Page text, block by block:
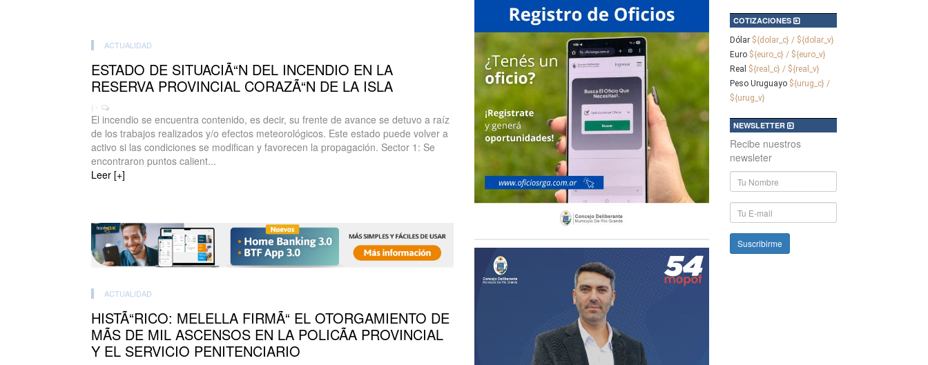
ACTUALIDAD
ESTADO DE SITUACIÃ“N DEL INCENDIO EN LA
RESERVA PROVINCIAL CORAZÃ“N DE LA ISLA
| -
El incendio se encuentra contenido, es decir, su frente de avance se detuvo a raíz
de los trabajos realizados y/o efectos meteorológicos. Este estado puede volver a
activo si las condiciones se modifican y favorecen la propagación. Sector 1: Se
encontraron puntos calient...
Leer [+]
ACTUALIDAD
HISTÃ“RICO: MELELLA FIRMÃ“ EL OTORGAMIENTO DE
MÃS DE MIL ASCENSOS EN LA POLICÃA PROVINCIAL
Y EL SERVICIO PENITENCIARIO
COTIZACIONES
Dólar ${dolar_c} / ${dolar_v}
Euro ${euro_c} / ${euro_v}
Real ${real_c} / ${real_v}
Peso Uruguayo ${urug_c} /
${urug_v}
NEWSLETTER
Recibe nuestros
newsleter
Nombre
y
Apellido
E-
mail